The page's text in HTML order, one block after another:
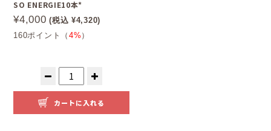
SO ENERGIE10本*
¥4,000 (税込 ¥4,320)
160ポイント（ 4% ）
カートに入れる